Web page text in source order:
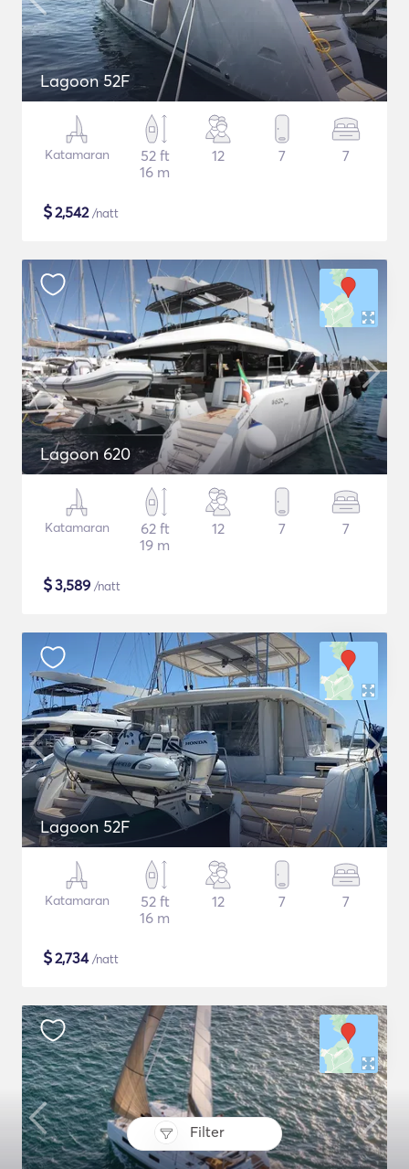
Filter
Lagoon 52F
Katamaran
52 ft
16 m
12 7 7
$2,542/natt
Lagoon 620
Katamaran
62 ft
19 m
12 7 7
$3,589 /natt
Lagoon 52F
Katamaran
52 ft
16 m
12 7 7
$2,734/natt